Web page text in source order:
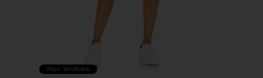
Mais Vendidos